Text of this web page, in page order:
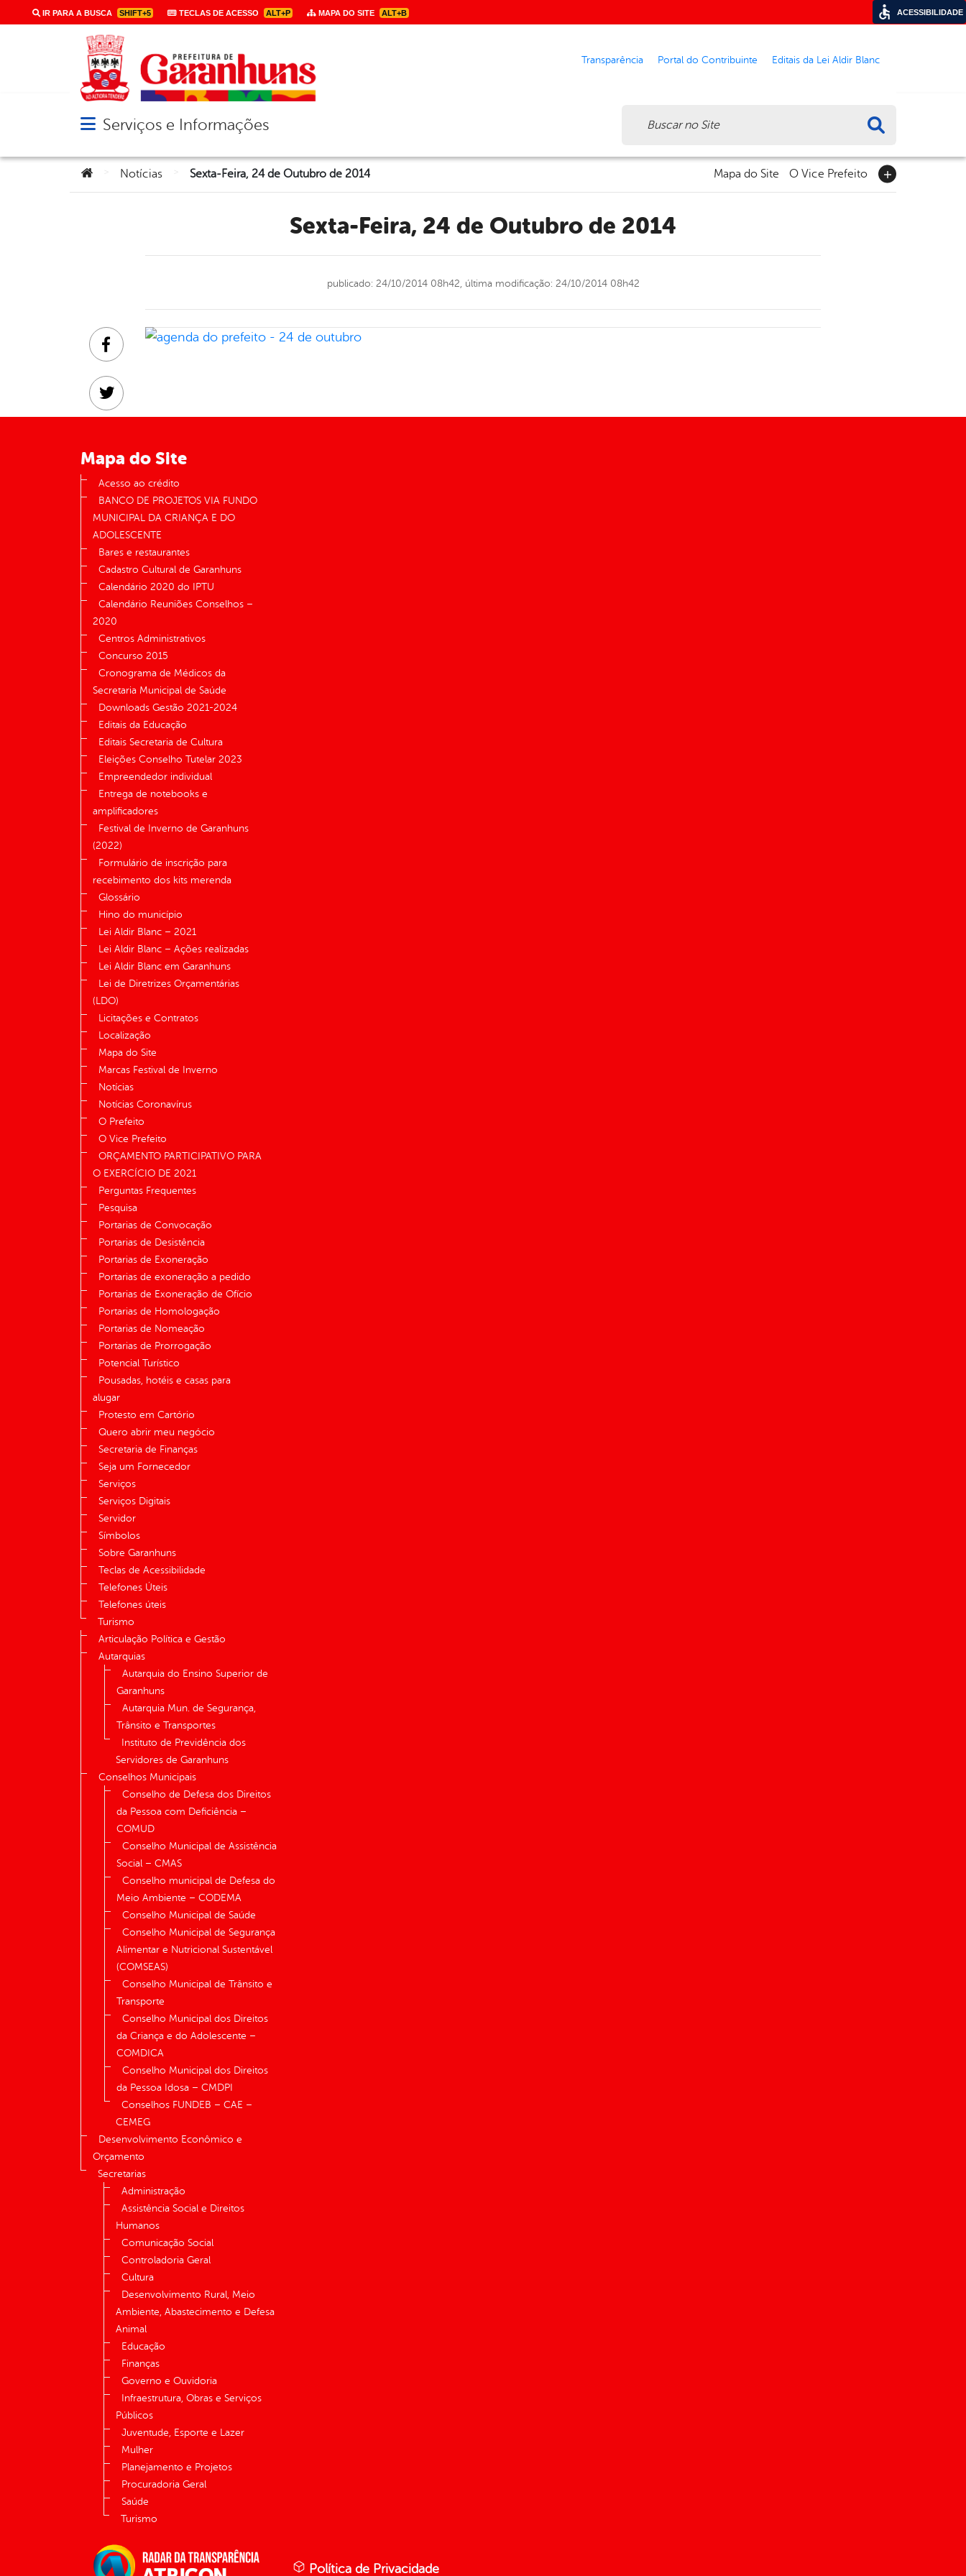
IR PARA A BUSCA SHIFT+5 TECLAS DE ACESSO ALT+P MAPA DO SITE ALT+B
Transparência Portal do Contribuinte Editais da Lei Aldir Blanc
Abrir menu principal de navegação
Serviços e Informações
Você está aqui:
Notícias Sexta-Feira, 24 de Outubro de 2014 Mapa do Site O Vice Prefeito
Sexta-Feira, 24 de Outubro de 2014
publicado: 24/10/2014 08h42, última modificação: 24/10/2014 08h42
Facebook
Twitter
Linkedin
Mapa do Site
Acesso ao crédito
BANCO DE PROJETOS VIA FUNDO
MUNICIPAL DA CRIANÇA E DO
ADOLESCENTE
Bares e restaurantes
Cadastro Cultural de Garanhuns
Calendário 2020 do IPTU
Calendário Reuniões Conselhos –
2020
Centros Administrativos
Concurso 2015
Cronograma de Médicos da
Secretaria Municipal de Saúde
Downloads Gestão 2021-2024
Editais da Educação
Editais Secretaria de Cultura
Eleições Conselho Tutelar 2023
Empreendedor individual
Entrega de notebooks e
amplificadores
Festival de Inverno de Garanhuns
(2022)
Formulário de inscrição para
recebimento dos kits merenda
Glossário
Hino do município
Lei Aldir Blanc – 2021
Lei Aldir Blanc – Ações realizadas
Lei Aldir Blanc em Garanhuns
Lei de Diretrizes Orçamentárias
(LDO)
Licitações e Contratos
Localização
Mapa do Site
Marcas Festival de Inverno
Notícias
Notícias Coronavírus
O Prefeito
O Vice Prefeito
ORÇAMENTO PARTICIPATIVO PARA
O EXERCÍCIO DE 2021
Perguntas Frequentes
Pesquisa
Portarias de Convocação
Portarias de Desistência
Portarias de Exoneração
Portarias de exoneração a pedido
Portarias de Exoneração de Ofício
Portarias de Homologação
Portarias de Nomeação
Portarias de Prorrogação
Potencial Turístico
Pousadas, hotéis e casas para
alugar
Protesto em Cartório
Quero abrir meu negócio
Secretaria de Finanças
Seja um Fornecedor
Serviços
Serviços Digitais
Servidor
Símbolos
Sobre Garanhuns
Teclas de Acessibilidade
Telefones Úteis
Telefones úteis
Turismo
Articulação Política e Gestão
Autarquias
Autarquia do Ensino Superior de
Garanhuns
Autarquia Mun. de Segurança,
Trânsito e Transportes
Instituto de Previdência dos
Servidores de Garanhuns
Conselhos Municipais
Conselho de Defesa dos Direitos
da Pessoa com Deficiência –
COMUD
Conselho Municipal de Assistência
Social – CMAS
Conselho municipal de Defesa do
Meio Ambiente – CODEMA
Conselho Municipal de Saúde
Conselho Municipal de Segurança
Alimentar e Nutricional Sustentável
(COMSEAS)
Conselho Municipal de Trânsito e
Transporte
Conselho Municipal dos Direitos
da Criança e do Adolescente –
COMDICA
Conselho Municipal dos Direitos
da Pessoa Idosa – CMDPI
Conselhos FUNDEB – CAE –
CEMEG
Desenvolvimento Econômico e
Orçamento
Secretarias
Administração
Assistência Social e Direitos
Humanos
Comunicação Social
Controladoria Geral
Cultura
Desenvolvimento Rural, Meio
Ambiente, Abastecimento e Defesa
Animal
Educação
Finanças
Governo e Ouvidoria
Infraestrutura, Obras e Serviços
Públicos
Juventude, Esporte e Lazer
Mulher
Planejamento e Projetos
Procuradoria Geral
Saúde
Turismo
Política de Privacidade
ACESSIBILIDADE